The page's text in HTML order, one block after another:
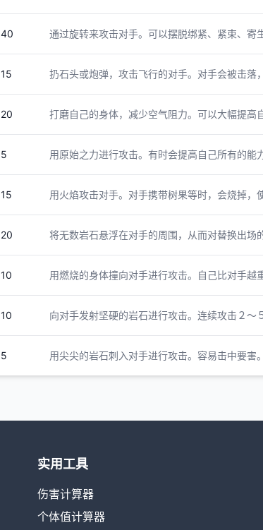
40 通过旋转来攻击对手。可以摆脱绑紧、紧束、寄
15 扔石头或炮弹，攻击飞行的对手。对手会被击落
20 打磨自己的身体，减少空气阻力。可以大幅提高
5 用原始之力进行攻击。有时会提高自己所有的能力
15 用火焰攻击对手。对手携带树果等时，会烧掉，
20 将无数岩石悬浮在对手的周围，从而对替换出场
10 用燃烧的身体撞向对手进行攻击。自己比对手越
10 向对手发射坚硬的岩石进行攻击。连续攻击２～
5 用尖尖的岩石刺入对手进行攻击。容易击中要害。
实用工具
伤害计算器
个体值计算器